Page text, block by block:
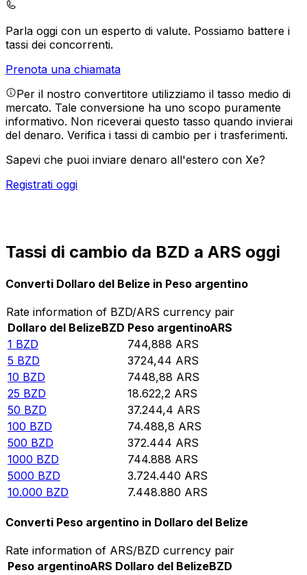
Parla oggi con un esperto di valute. Possiamo battere i
tassi dei concorrenti.
Prenota una chiamata
Per il nostro convertitore utilizziamo il tasso medio di
mercato. Tale conversione ha uno scopo puramente
informativo. Non riceverai questo tasso quando invierai
del denaro. Verifica i tassi di cambio per i trasferimenti.
Sapevi che puoi inviare denaro all'estero con Xe?
Registrati oggi
Tassi di cambio da BZD a ARS oggi
Converti Dollaro del Belize in Peso argentino
Rate information of BZD/ARS currency pair
Dollaro del BelizeBZD Peso argentinoARS
1 BZD 744,888 ARS
5 BZD 3724,44 ARS
10 BZD 7448,88 ARS
25 BZD 18.622,2 ARS
50 BZD 37.244,4 ARS
100 BZD 74.488,8 ARS
500 BZD 372.444 ARS
1000 BZD 744.888 ARS
5000 BZD 3.724.440 ARS
10.000 BZD 7.448.880 ARS
Converti Peso argentino in Dollaro del Belize
Rate information of ARS/BZD currency pair
Peso argentinoARS Dollaro del BelizeBZD